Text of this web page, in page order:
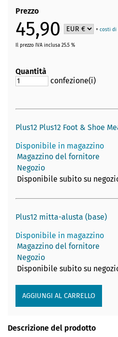
Prezzo
45,90 +costi di
Il prezzo IVA inclusa 25.5 %
Quantità
confezione(i)
Plus12 Plus12 Foot & Shoe
Disponibile in magazzino
Magazzino del fornitore
Negozio
Disponibile subito su
Plus12 mitta-alusta (base)
Disponibile in magazzino
Magazzino del fornitore
Negozio
Disponibile subito su
Descrizione del prodotto